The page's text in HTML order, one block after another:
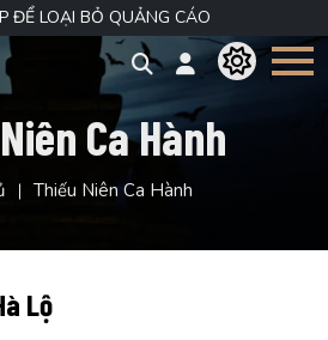
ĐỂ LOẠI BỎ QUẢNG CÁO
Ca Hành
Thiếu Niên Ca Hành
Lộ